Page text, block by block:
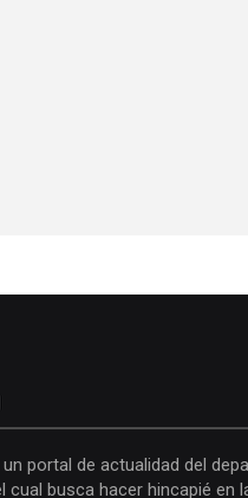
portal de actualidad del
cual busca hacer hincapié en